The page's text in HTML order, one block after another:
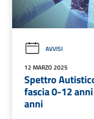
AVVISI
12 MARZO 2025
Spettro
fascia 0-12
anni